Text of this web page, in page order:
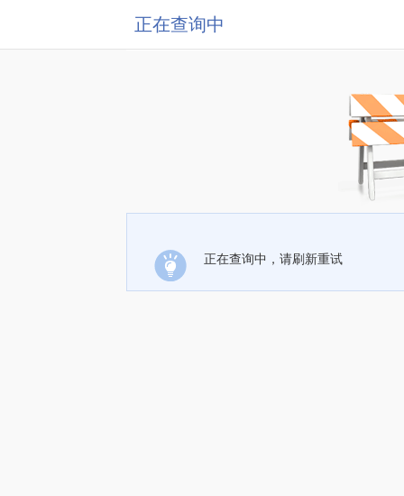
正在查询中
正在查询中，请刷新重试